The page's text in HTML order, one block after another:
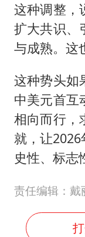
这种调整，
扩大共识、
与成熟。这
这种势头如
中美元首互
相向而行，
就，让
史性、标志
责任编辑：